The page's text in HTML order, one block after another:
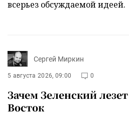
всерьез обсуждаемой идеей.
Сергей Миркин
5 августа 2026, 09:00 0
Зачем Зеленский
Восток